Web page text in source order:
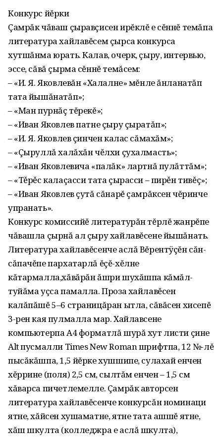
Конкурс йĕрки
Çамрăк чăваш çыравçисен ирĕклĕ е сĕннĕ темăпа
литература хайлавĕсем çырса конкурса
хутшăнма юрать. Калав, очерк, çыру, интервью,
эссе, сăвă çырма сĕннĕ темăсем:
– «И. Я. Яковлевăн «Халалне» мĕнле ăнланатăп
тата йышăнатăп»;
– «Ман пурнăç тĕрекĕ»;
– «Иван Яковлев патне çыру çыратăп»;
– «И. Я. Яковлев çинчен калас сăмахăм»;
– «Çыруллă халăхăн чĕлхи çухалмасть»;
– «Иван Яковлевича «палăк» лартнă пулăттăм»;
– «Тěрěс калаçасси тата çырасси – пирěн тивěç»;
– «Иван Яковлев çутă сăнарĕ çамрăксен чĕринче
упранать».
Конкурс комиссийĕ литературăн тĕрлĕ жанрĕпе
чăвашла çырнă ал çыру хайлавĕсене йышăнать.
Литература хайлавĕсенче аслă Вĕрентÿçĕн сăн-
сăпачĕпе пархатарлă ĕçĕ-хĕлне
кăтармалла,хăвăрăн ăшри шухăшпа кăмăл-
туйăма уçса памалла. Проза хайлавĕсен
калăпăшĕ 5–6 страницăран ытла, сăвăсен хисепĕ
3-рен кая пулмалла мар. Хайлавсене
компьютерпа А4 форматлă шурă хут листи çине
Alt пусмалли Times New Roman шрифтпа, 12 №-лĕ
пысăкăшпа, 1,5 йĕрке хушшипе, сулахай енчен
хĕррине (поля) 2,5 см, сылтăм енчен – 1,5 см
хăварса пичетлемелле. Çамрăк авторсен
литература хайлавĕсенче конкурсăн номинаци
ятне, хăйсен хушаматне, ятне тата ашшĕ ятне,
хăш шкулта (колледжра е аслă шкулта),